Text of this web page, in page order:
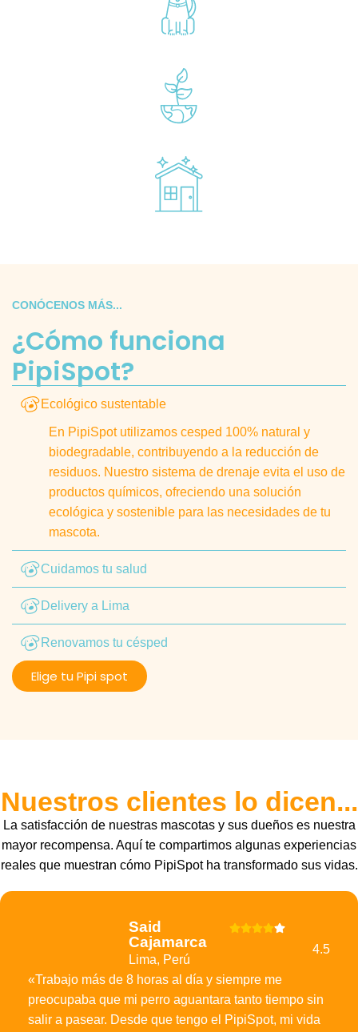
CONÓCENOS MÁS...
¿Cómo funciona
PipiSpot?
Ecológico sustentable
En PipiSpot utilizamos cesped 100% natural y
biodegradable, contribuyendo a la reducción de
residuos. Nuestro sistema de drenaje evita el uso de
productos químicos, ofreciendo una solución
ecológica y sostenible para las necesidades de tu
mascota.
Cuidamos tu salud
Delivery a Lima
Renovamos tu césped
Elige tu Pipi spot
Nuestros clientes lo dicen...
La satisfacción de nuestras mascotas y sus dueños es nuestra
mayor recompensa. Aquí te compartimos algunas experiencias
reales que muestran cómo PipiSpot ha transformado sus vidas.
Said
Cajamarca
Lima, Perú
4.5
«Trabajo más de 8 horas al día y siempre me
preocupaba que mi perro aguantara tanto tiempo sin
salir a pasear. Desde que tengo el PipiSpot, mi vida